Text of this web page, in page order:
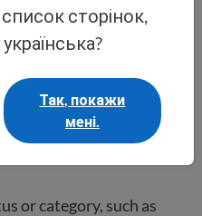
сторінок,
Так, покажи
мені.
can change. The amount
first work permit or
or category, such as